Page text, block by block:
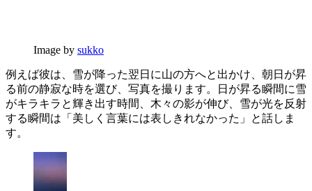
Image by sukko
例えば彼は、雪が降った翌日に山の方へと出かけ、朝日が昇
る前の静寂な時を選び、写真を撮ります。日が昇る瞬間に雪
がキラキラと輝き出す時間、木々の影が伸び、雪が光を反射
する瞬間は「美しく言葉には表しきれなかった」と話しま
す。